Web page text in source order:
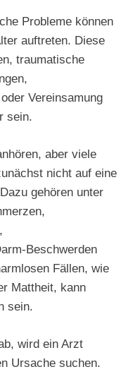
Probleme können
auftreten. Diese
traumatische
Vereinsamung
sein.
aber viele
nicht auf eine
gehören unter
Beschwerden
Fällen, wie
Mattheit, kann
sein.
wird ein Arzt
Ursache suchen.